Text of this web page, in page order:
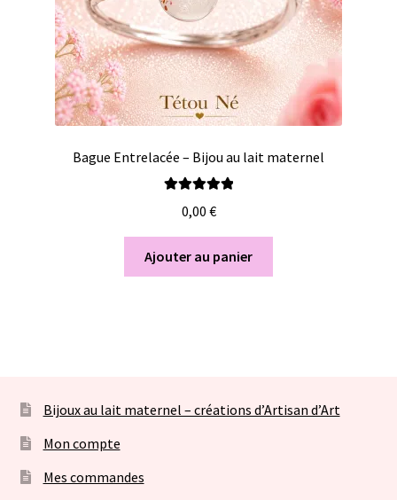
Bague Entrelacée – Bijou au lait maternel
0,00 €
Ajouter au panier
Bijoux au lait maternel – créations d’Artisan d’Art
Mon compte
Mes commandes